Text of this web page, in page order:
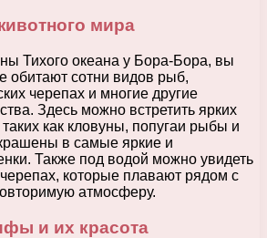
мира
Тихого океана у Бора-Бора, вы
обитают сотни видов рыб,
черепах и многие другие
Здесь можно встретить ярких
как кловуны, попугаи рыбы и
в самые яркие и
Также под водой можно увидеть
черепах, которые плавают рядом с
атмосферу.
и их красота